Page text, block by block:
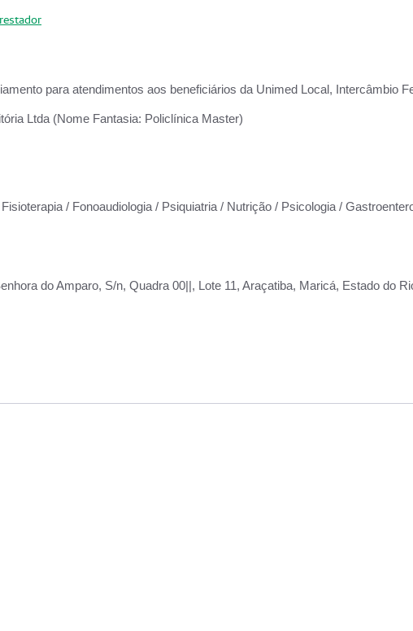
para atendimentos aos beneficiários da Unimed Local, Intercâmbio
Ltda (Nome Fantasia: Policlínica Master)
/ Fonoaudiologia / Psiquiatria / Nutrição / Psicologia /
do Amparo, S/n, Quadra 00||, Lote 11, Araçatiba, Maricá, Estado do